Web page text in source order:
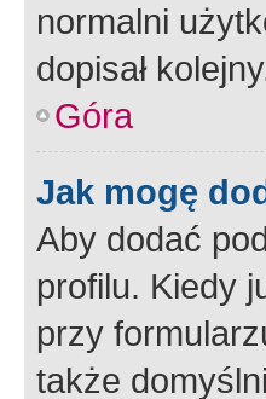
normalni
dopisał
Góra
Jak mogę
Aby dodać
profilu. Kiedy
przy
także